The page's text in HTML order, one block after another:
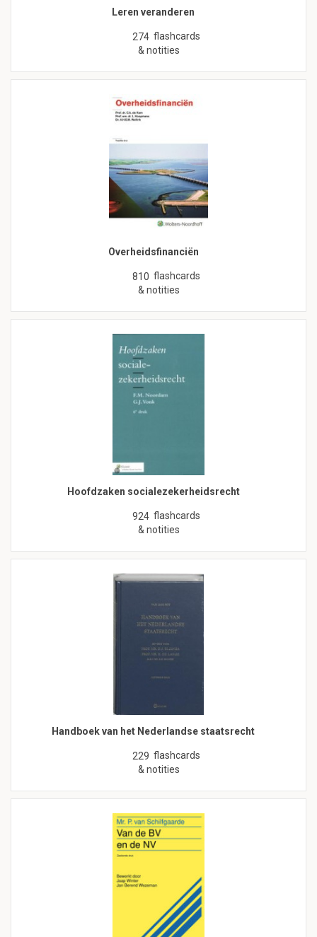
Leren veranderen
274 flashcards
& notities
Overheidsfinanciën
810 flashcards
& notities
Hoofdzaken socialezekerheidsrecht
924 flashcards
& notities
Handboek van het Nederlandse staatsrecht
229 flashcards
& notities